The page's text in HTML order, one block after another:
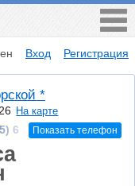
Вход Регистрация
*
На карте
6 Показать телефон